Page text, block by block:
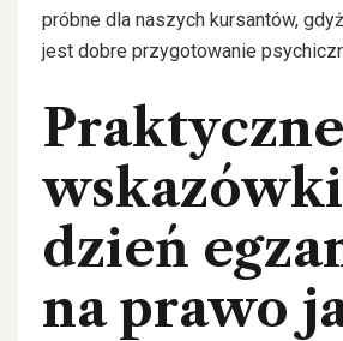
próbne dla naszych kursantów,
jest dobre przygotowanie
Praktyczne
dzień
na prawo